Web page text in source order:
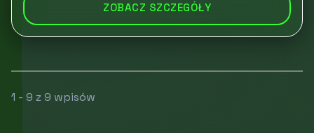
ZOBACZ SZCZEGÓŁY
1 - 9 z 9 wpisów